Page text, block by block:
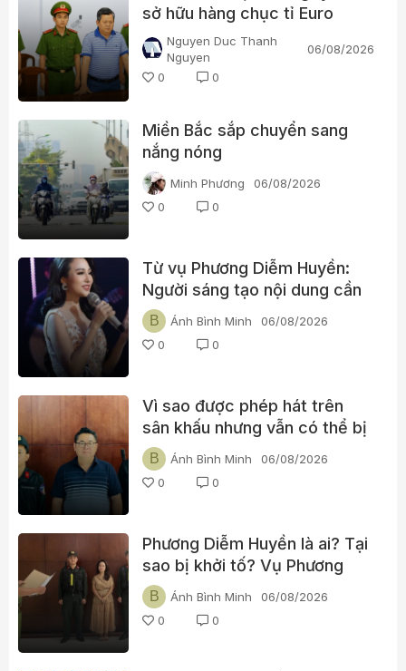
sở hữu hàng chục tỉ Euro
Nguyen Duc Thanh
Nguyen
06/08/2026
0
0
Miền Bắc sắp chuyển sang
nắng nóng
Minh Phương
06/08/2026
0
0
Từ vụ Phương Diễm Huyền:
Người sáng tạo nội dung cần
xin những loại bản quyền nào
trước khi đăng video?
B Ánh Bình Minh
06/08/2026
0
0
Vì sao được phép hát trên
sân khấu nhưng vẫn có thể bị
khởi tố khi đăng YouTube?
B Ánh Bình Minh
06/08/2026
0
0
Phương Diễm Huyền là ai? Tại
sao bị khởi tố? Vụ Phương
Diễm Huyền gửi thông điệp gì
tới hàng nghìn YouTuber Việt
Nam?
B Ánh Bình Minh
06/08/2026
0
0